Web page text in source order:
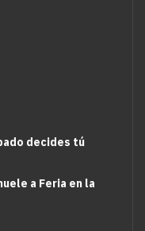
decides tú
a Feria en la